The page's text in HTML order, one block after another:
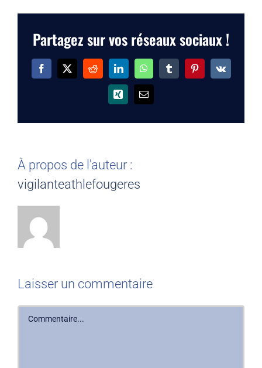
Partagez sur vos réseaux sociaux !
Facebook
X RedditLinkedInWhatsAppTumblrPinterest
Vk
Xing Email
À propos de l'auteur :
vigilanteathlefougeres
Laisser un commentaire
Commentaire